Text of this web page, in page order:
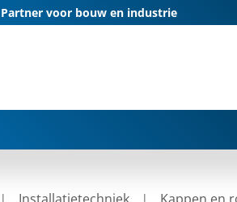
voor bouw en industrie